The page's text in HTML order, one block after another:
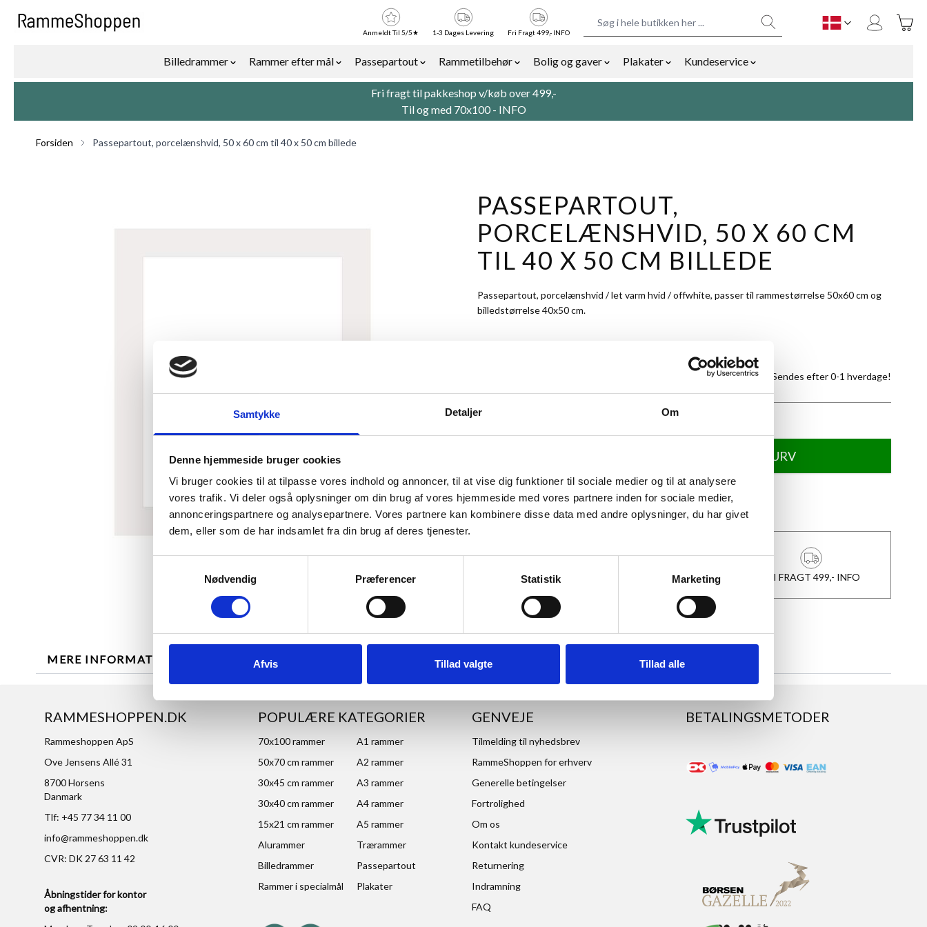
Samtykke Detaljer Om
Denne hjemmeside bruger cookies
Vi bruger cookies til at tilpasse vores indhold og annoncer, til at vise dig funktioner til sociale medier og til at analysere
vores trafik. Vi deler også oplysninger om din brug af vores hjemmeside med vores partnere inden for sociale medier,
annonceringspartnere og analysepartnere. Vores partnere kan kombinere disse data med andre oplysninger, du har givet
dem, eller som de har indsamlet fra din brug af deres tjenester.
Nødvendig
Præferencer Statistik Marketing
Afvis Tillad valgte Tillad alle
Billedrammer
Rammer efter mål
Passepartout
Rammetilbehør
Bolig og gaver
Plakater
Kundeservice
Anmeldt Til 5/5★ 1-3 Dages Levering Fri Fragt 499,- INFO DK
Fri fragt til pakkeshop v/køb over 499,-
Til og med 70x100 - INFO
Forsiden Passepartout, porcelænshvid, 50 x 60 cm til 40 x 50 cm billede
PASSEPARTOUT,
PORCELÆNSHVID, 50 X 60 CM
TIL 40 X 50 CM BILLEDE
Passepartout, porcelænshvid / let varm hvid / offwhite, passer til rammestørrelse 50x60 cm og
billedstørrelse 40x50 cm.
På lager - Sendes efter 0-1 hverdage!
TILFØJ TIL KURV
★Anmeldt til 5/5★
ANMELDT TIL 5/5★ 1-3 DAGES LEVERING FRI FRAGT 499,- INFO
MERE INFORMATION ANMELDELSER
RAMMESHOPPEN.DK
Rammeshoppen ApS
Ove Jensens Allé 31
8700 Horsens
Danmark
Tlf: +45 77 34 11 00
info@rammeshoppen.dk
CVR: DK 27 63 11 42
Åbningstider for kontor
og afhentning:
POPULÆRE KATEGORIER
70x100 rammer
A1 rammer
50x70 cm rammer
A2 rammer
30x45 cm rammer
A3 rammer
30x40 cm rammer
A4 rammer
15x21 cm rammer
A5 rammer
Alurammer
Trærammer
Billedrammer
Passepartout
Rammer i specialmål
Plakater
GENVEJE
Tilmelding til nyhedsbrev
RammeShoppen for erhverv
Generelle betingelser
Fortrolighed
Om os
Kontakt kundeservice
Returnering
Indramning
FAQ
BETALINGSMETODER